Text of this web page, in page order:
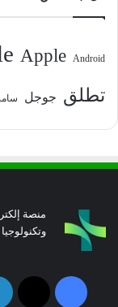
Android
Apple
تطلق جوجل
منصة
فيسبوك
‫X